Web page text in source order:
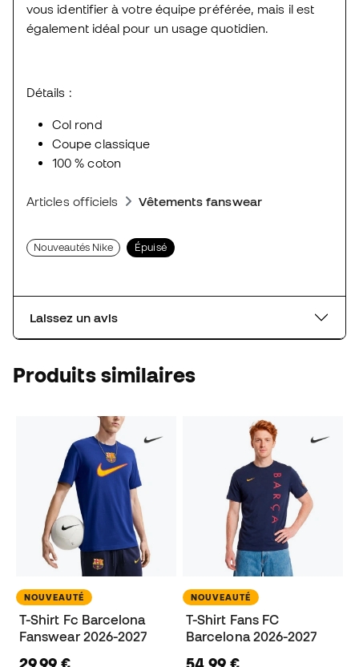
vous identifier à votre équipe préférée, mais il est
également idéal pour un usage quotidien.
Détails :
Col rond
Coupe classique
100 % coton
Articles officiels Vêtements fanswear
Nouveautés Nike Épuisé
Laissez un avis
Produits similaires
NOUVEAUTÉ
T-Shirt Fc Barcelona
Fanswear 2026-2027
NOUVEAUTÉ
T-Shirt Fans FC
Barcelona 2026-2027